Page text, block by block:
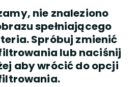
nie znaleziono
spełniającego
Spróbuj zmienić
lub naciśnij
aby wrócić do opcji